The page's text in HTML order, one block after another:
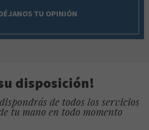
TU OPINIÓN
disposición!
de todos los servicios
tu mano en todo momento